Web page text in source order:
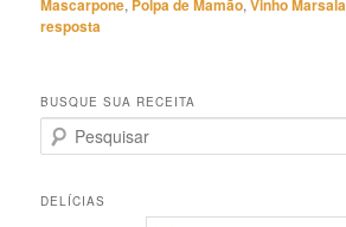
resposta
BUSQUE SUA RECEITA
e
q
DELÍCIAS